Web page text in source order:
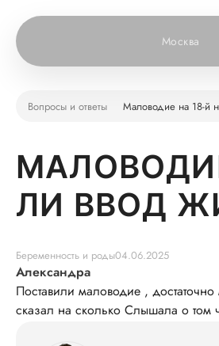
Москва
Вопросы и ответы Маловодие на 18-й
ЛИ ВВОД
Беременность и роды04.06.2025
Александра
Поставили маловодие ,
сказал на сколько Слышала о том